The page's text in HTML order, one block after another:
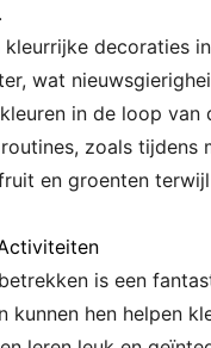
decoraties
wat
in de loop
zoals
en groenten
is een
kunnen hen helpen